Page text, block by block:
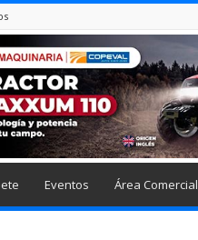
Eventos Área Comercial